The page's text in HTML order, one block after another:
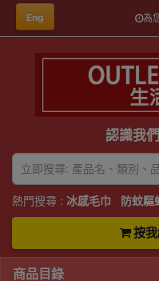
Eng 為
認識我們
熱門搜尋 : 冰感毛巾 防蚊驅
按
商品目錄